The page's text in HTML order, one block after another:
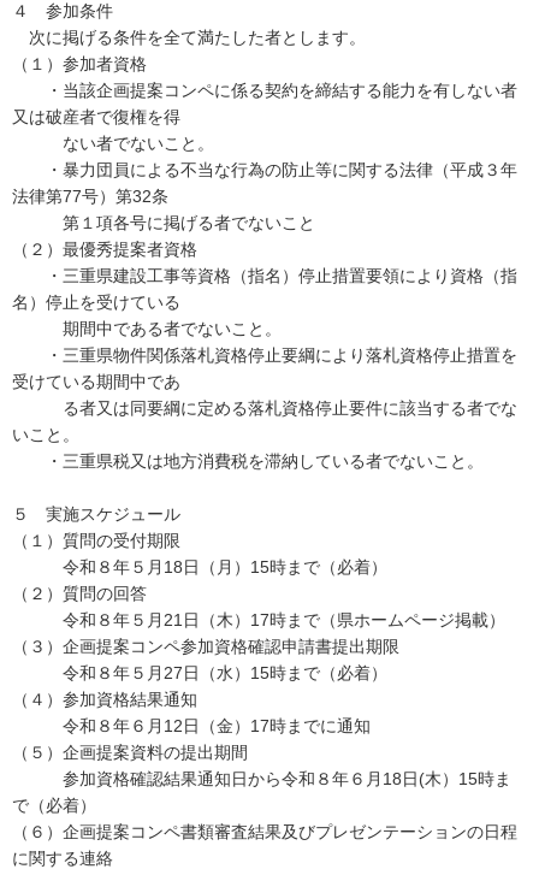
４ 参加条件
次に掲げる条件を全て満たした者とします。
（１）参加者資格
・当該企画提案コンペに係る契約を締結する能力を有しない者
又は破産者で復権を得
ない者でないこと。
・暴力団員による不当な行為の防止等に関する法律（平成３年
法律第77号）第32条
第１項各号に掲げる者でないこと
（２）最優秀提案者資格
・三重県建設工事等資格（指名）停止措置要領により資格（指
名）停止を受けている
期間中である者でないこと。
・三重県物件関係落札資格停止要綱により落札資格停止措置を
受けている期間中であ
る者又は同要綱に定める落札資格停止要件に該当する者でな
いこと。
・三重県税又は地方消費税を滞納している者でないこと。
５ 実施スケジュール
（１）質問の受付期限
令和８年５月18日（月）15時まで（必着）
（２）質問の回答
令和８年５月21日（木）17時まで（県ホームページ掲載）
（３）企画提案コンペ参加資格確認申請書提出期限
令和８年５月27日（水）15時まで（必着）
（４）参加資格結果通知
令和８年６月12日（金）17時までに通知
（５）企画提案資料の提出期間
参加資格確認結果通知日から令和８年６月18日(木）15時ま
で（必着）
（６）企画提案コンペ書類審査結果及びプレゼンテーションの日程
に関する連絡